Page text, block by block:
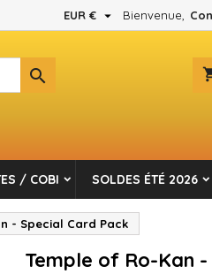
Bienvenue,
EUR € 

/ COBI SOLDES ÉTÉ 2026
- Special Card Pack
Temple of Ro-Kan
liste d'envies.